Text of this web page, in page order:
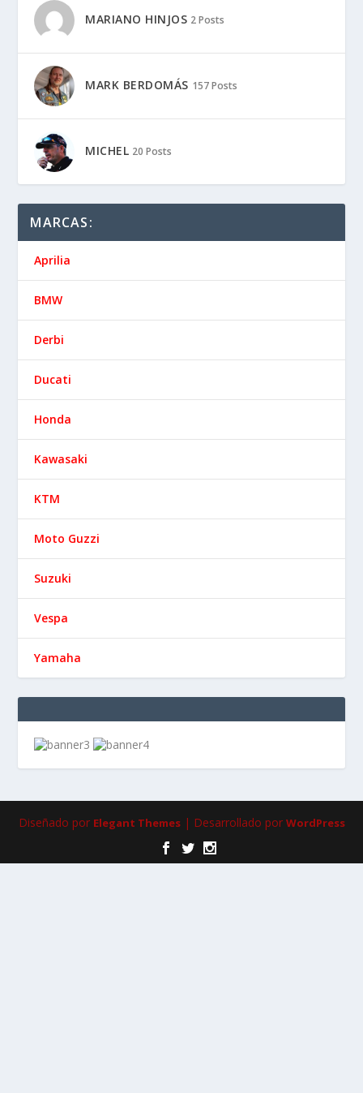
MARIANO HINJOS 2 Posts
MARK BERDOMÁS 157 Posts
MICHEL 20 Posts
MARCAS:
Aprilia
BMW
Derbi
Ducati
Honda
Kawasaki
KTM
Moto Guzzi
Suzuki
Vespa
Yamaha
Diseñado por Elegant Themes| Desarrollado por WordPress